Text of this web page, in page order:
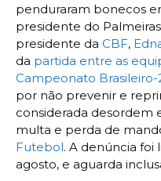
penduraram bonecos
presidente do
presidente da CBF,
da partida entre as
Campeonato Brasileiro-
por não prevenir e
considerada desordem
multa e perda de
Futebol. A denúncia foi
agosto, e aguarda